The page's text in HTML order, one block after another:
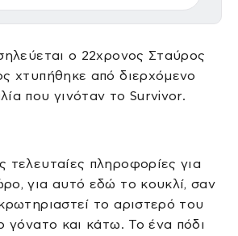
ο 22χρονος Σταύρος
χτυπήθηκε από διερχόμενο
που γινόταν το Survivor.
τελευταίες πληροφορίες για
για αυτό εδώ το κουκλί, σαν
το αριστερό του
γόνατο και κάτω. Το ένα πόδι